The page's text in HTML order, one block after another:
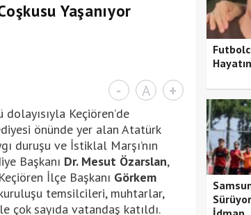
Yaşanıyor
- A +
Keçiören’de
önünde yer alan Atatürk
duruşu ve İstiklal Marşı’nın
Başkanı Dr. Mesut Özarslan,
İlçe Başkanı Görkem
temsilcileri, muhtarlar,
çok sayıda vatandaş katıldı.